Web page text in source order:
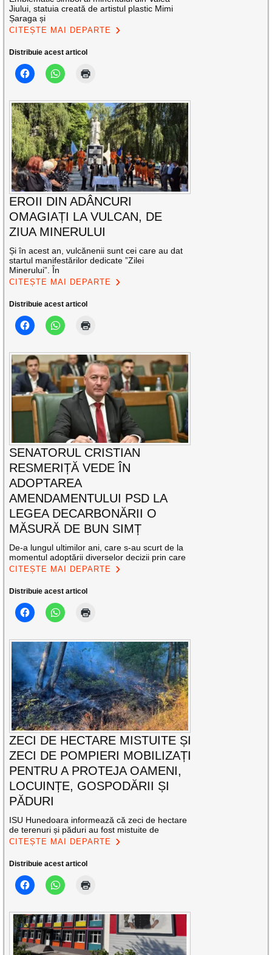
Jiului, statuia creată de artistul plastic Mimi
Șaraga și
CITEȘTE MAI DEPARTE
Distribuie acest articol
EROII DIN ADÂNCURI
OMAGIAȚI LA VULCAN, DE
ZIUA MINERULUI
Și în acest an, vulcănenii sunt cei care au dat
startul manifestărilor dedicate ”Zilei
Minerului”. În
CITEȘTE MAI DEPARTE
Distribuie acest articol
SENATORUL CRISTIAN
RESMERIȚĂ VEDE ÎN
ADOPTAREA
AMENDAMENTULUI PSD LA
LEGEA DECARBONĂRII O
MĂSURĂ DE BUN SIMȚ
De-a lungul ultimilor ani, care s-au scurt de la
momentul adoptării diverselor decizii prin care
CITEȘTE MAI DEPARTE
Distribuie acest articol
ZECI DE HECTARE MISTUITE ȘI
ZECI DE POMPIERI MOBILIZAȚI
PENTRU A PROTEJA OAMENI,
LOCUINȚE, GOSPODĂRII ȘI
PĂDURI
ISU Hunedoara informează că zeci de hectare
de terenuri și păduri au fost mistuite de
CITEȘTE MAI DEPARTE
Distribuie acest articol